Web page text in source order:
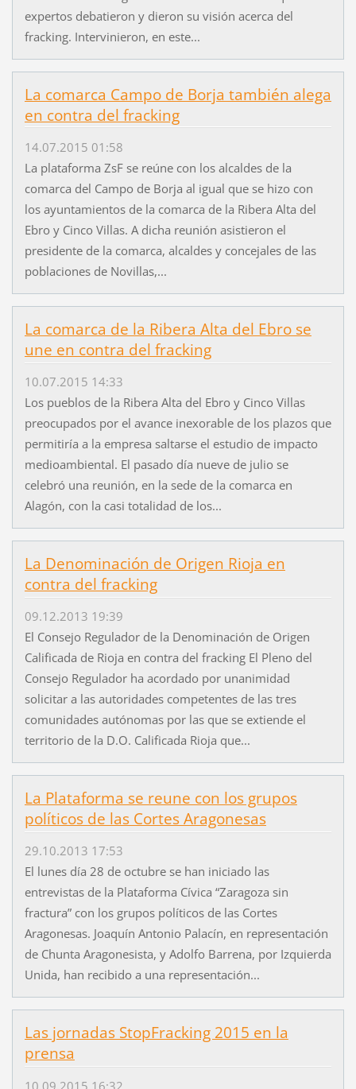
expertos debatieron y dieron su visión acerca del
fracking. Intervinieron, en este...
La comarca Campo de Borja también alega
en contra del fracking
14.07.2015 01:58
La plataforma ZsF se reúne con los alcaldes de la
comarca del Campo de Borja al igual que se hizo con
los ayuntamientos de la comarca de la Ribera Alta del
Ebro y Cinco Villas. A dicha reunión asistieron el
presidente de la comarca, alcaldes y concejales de las
poblaciones de Novillas,...
La comarca de la Ribera Alta del Ebro se
une en contra del fracking
10.07.2015 14:33
Los pueblos de la Ribera Alta del Ebro y Cinco Villas
preocupados por el avance inexorable de los plazos que
permitiría a la empresa saltarse el estudio de impacto
medioambiental. El pasado día nueve de julio se
celebró una reunión, en la sede de la comarca en
Alagón, con la casi totalidad de los...
La Denominación de Origen Rioja en
contra del fracking
09.12.2013 19:39
El Consejo Regulador de la Denominación de Origen
Calificada de Rioja en contra del fracking El Pleno del
Consejo Regulador ha acordado por unanimidad
solicitar a las autoridades competentes de las tres
comunidades autónomas por las que se extiende el
territorio de la D.O. Calificada Rioja que...
La Plataforma se reune con los grupos
políticos de las Cortes Aragonesas
29.10.2013 17:53
El lunes día 28 de octubre se han iniciado las
entrevistas de la Plataforma Cívica “Zaragoza sin
fractura” con los grupos políticos de las Cortes
Aragonesas. Joaquín Antonio Palacín, en representación
de Chunta Aragonesista, y Adolfo Barrena, por Izquierda
Unida, han recibido a una representación...
Las jornadas StopFracking 2015 en la
prensa
10.09.2015 16:32